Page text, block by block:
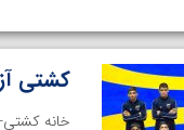
کشتی